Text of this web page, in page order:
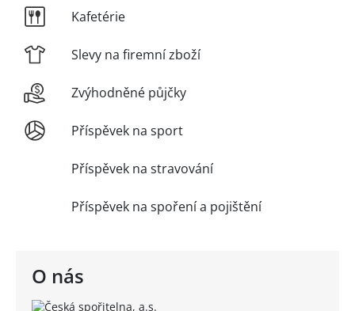
O nás
Kafetérie
Slevy na firemní zboží
Zvýhodněné půjčky
Příspěvek na sport
Příspěvek na stravování
Příspěvek na spoření a pojištění